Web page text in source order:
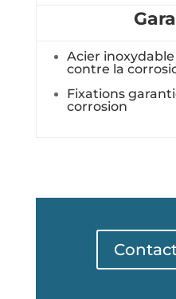
Acier
contre la
Fixations
corrosion